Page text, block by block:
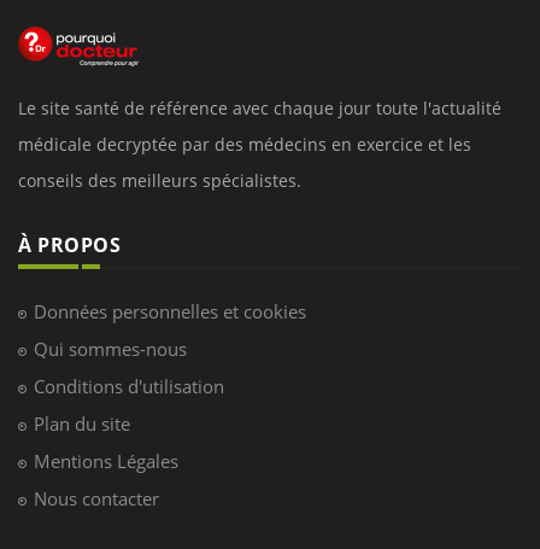
Le site santé de référence avec chaque jour toute l'actualité
médicale decryptée par des médecins en exercice et les
conseils des meilleurs spécialistes.
À PROPOS
Données personnelles et cookies
Qui sommes-nous
Conditions d'utilisation
Plan du site
Mentions Légales
Nous contacter